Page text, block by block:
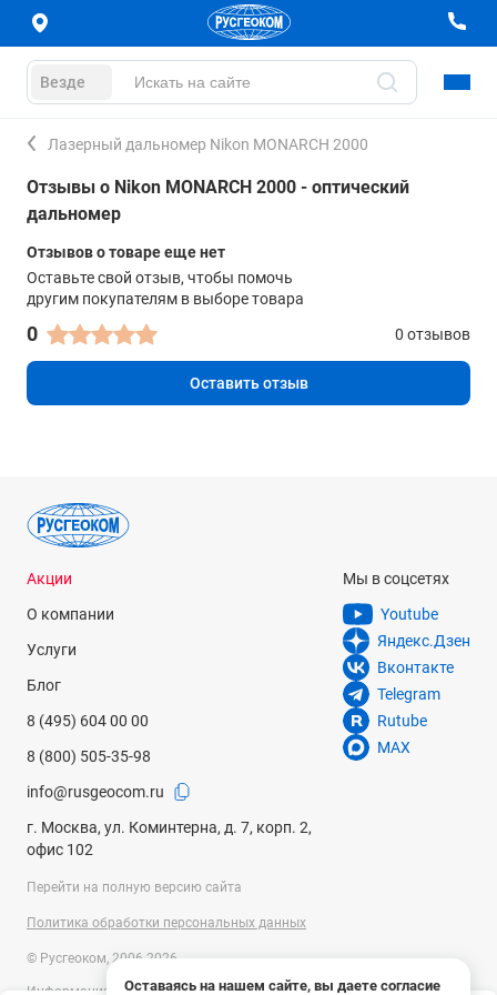
Везде
Лазерный дальномер Nikon MONARCH 2000
Отзывы о Nikon MONARCH 2000 - оптический
дальномер
Отзывов о товаре еще нет
Оставьте свой отзыв, чтобы помочь
другим покупателям в выборе товара
0 0 отзывов
Оставить отзыв
Оставаясь на нашем сайте, вы даете согласие
Акции
О компании
Услуги
Блог
8 (495) 604 00 00
8 (800) 505-35-98
info@rusgeocom.ru
г. Москва, ул. Коминтерна, д. 7, корп. 2,
офис 102
Мы в соцсетях
Youtube
Яндекс.Дзен
Вконтакте
Telegram
Rutube
MAX
Перейти на полную версию сайта
Политика обработки персональных данных
© Русгеоком, 2006-2026
Информация на сайте носит справочный характер и не является